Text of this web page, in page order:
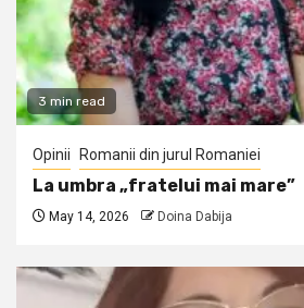
3 min read
Opinii Romanii din jurul Romaniei
La umbra „fratelui mai mare”
May 14, 2026 Doina Dabija